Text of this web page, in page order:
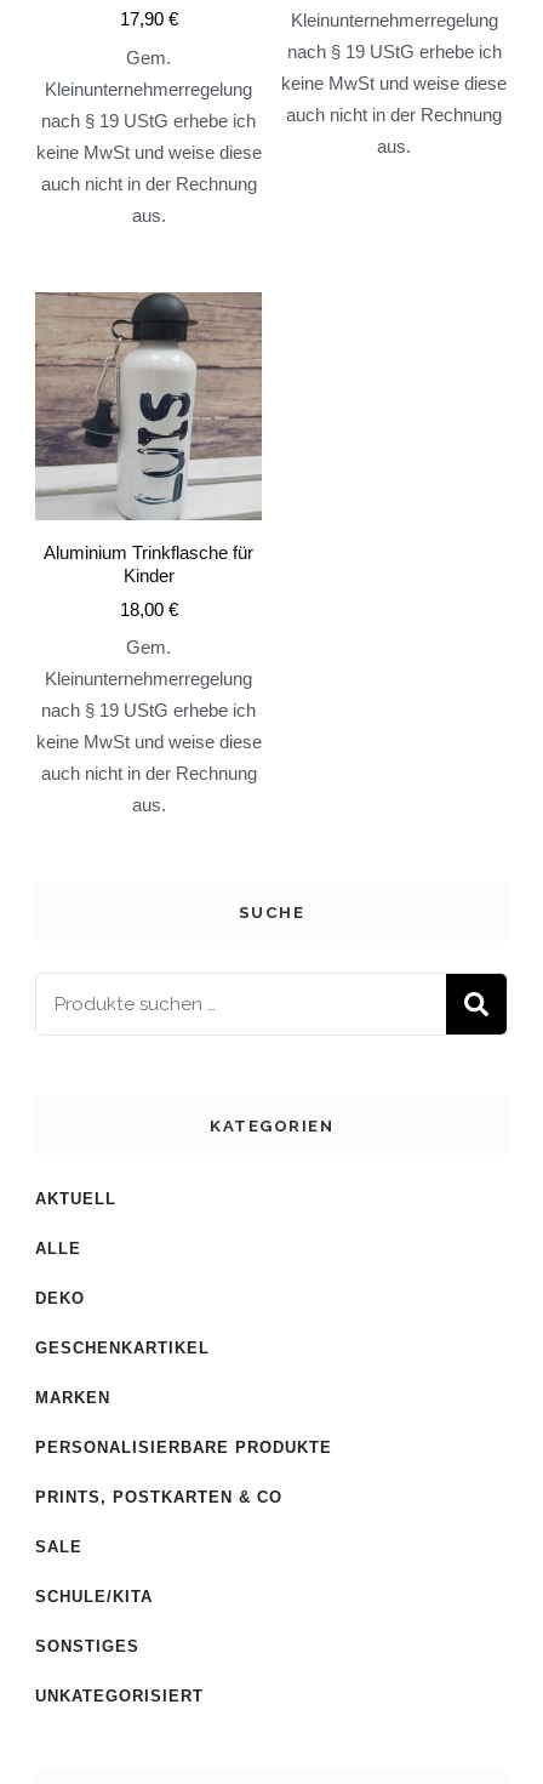
17,90 €
Gem.
Kleinunternehmerregelung
nach § 19 UStG erhebe ich
keine MwSt und weise diese
auch nicht in der Rechnung
aus.
Kleinunternehmerregelung
nach § 19 UStG erhebe ich
keine MwSt und weise diese
auch nicht in der Rechnung
aus.
Aluminium Trinkflasche für
Kinder
18,00 €
Gem.
Kleinunternehmerregelung
nach § 19 UStG erhebe ich
keine MwSt und weise diese
auch nicht in der Rechnung
aus.
SUCHE
KATEGORIEN
AKTUELL
ALLE
DEKO
GESCHENKARTIKEL
MARKEN
PERSONALISIERBARE PRODUKTE
PRINTS, POSTKARTEN & CO
SALE
SCHULE/KITA
SONSTIGES
UNKATEGORISIERT